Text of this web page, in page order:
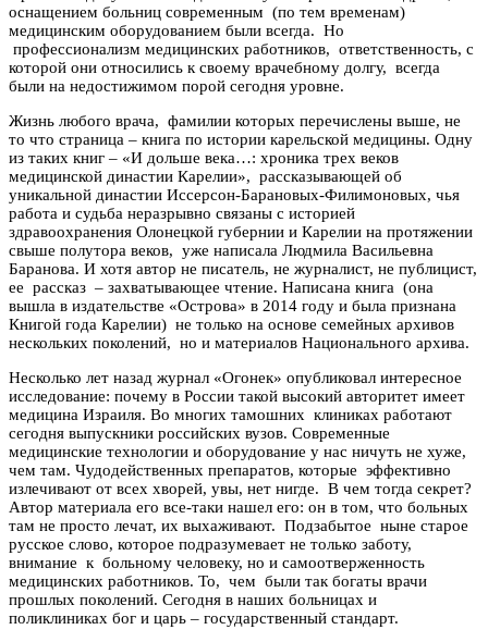
оснащением больниц современным (по тем временам)
медицинским оборудованием были всегда. Но
профессионализм медицинских работников, ответственность, с
которой они относились к своему врачебному долгу, всегда
были на недостижимом порой сегодня уровне.
Жизнь любого врача, фамилии которых перечислены выше, не
то что страница – книга по истории карельской медицины. Одну
из таких книг – «И дольше века…: хроника трех веков
медицинской династии Карелии», рассказывающей об
уникальной династии Иссерсон-Барановых-Филимоновых, чья
работа и судьба неразрывно связаны с историей
здравоохранения Олонецкой губернии и Карелии на протяжении
свыше полутора веков, уже написала Людмила Васильевна
Баранова. И хотя автор не писатель, не журналист, не публицист,
ее рассказ – захватывающее чтение. Написана книга (она
вышла в издательстве «Острова» в 2014 году и была признана
Книгой года Карелии) не только на основе семейных архивов
нескольких поколений, но и материалов Национального архива.
Несколько лет назад журнал «Огонек» опубликовал интересное
исследование: почему в России такой высокий авторитет имеет
медицина Израиля. Во многих тамошних клиниках работают
сегодня выпускники российских вузов. Современные
медицинские технологии и оборудование у нас ничуть не хуже,
чем там. Чудодейственных препаратов, которые эффективно
излечивают от всех хворей, увы, нет нигде. В чем тогда секрет?
Автор материала его все-таки нашел его: он в том, что больных
там не просто лечат, их выхаживают. Подзабытое ныне старое
русское слово, которое подразумевает не только заботу,
внимание к больному человеку, но и самоотверженность
медицинских работников. То, чем были так богаты врачи
прошлых поколений. Сегодня в наших больницах и
поликлиниках бог и царь – государственный стандарт.